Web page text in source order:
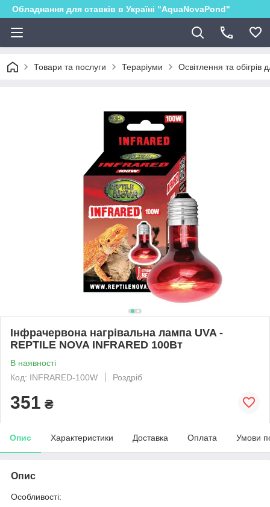
Обладнання для ставків в Україні "AquaNovaPond"
Товари та послуги Тераріуми Освітлення та обігрів
Інфрачервона нагрівальна лампа UVA -
REPTILE NOVA INFRARED 100Вт
В наявності
Код: INFRARED-100W
Роздріб
351 ₴
Опис Характеристики Доставка Оплата Умови
Опис
Особливості: